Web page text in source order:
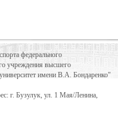
федерального
учреждения высшего
имени В.А. Бондаренко"
г. Бузулук, ул. 1 Мая/Ленина,